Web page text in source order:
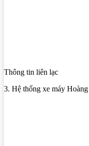
Thông tin liên lạc
3. Hệ thống xe máy Hoàng